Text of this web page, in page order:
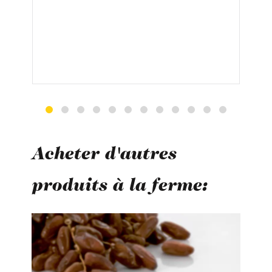
Acheter d'autres
produits à la ferme:
Ignorer la galerie de produits